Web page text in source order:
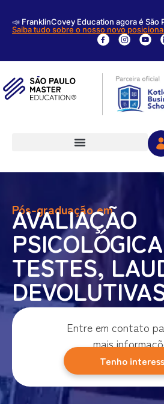
📣 FranklinCovey Education agora é São
Saiba tudo sobre o nosso novo
Pós-graduação em
AVALIAÇÃO
TESTES,
Entre em contato
mais
Tenho